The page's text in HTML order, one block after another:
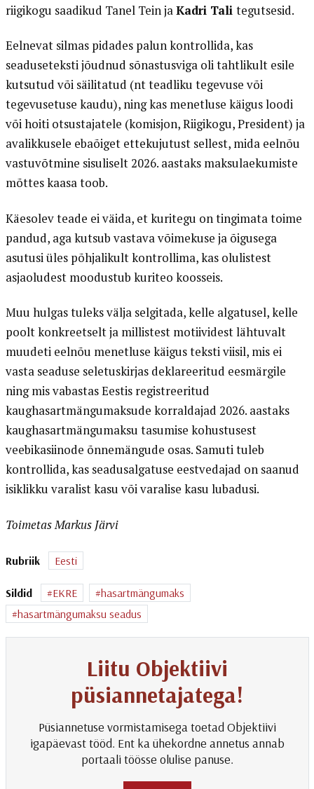
riigikogu saadikud Tanel Tein jaKadri Tali tegutsesid.
Eelnevat silmas pidades palun kontrollida, kas
seaduseteksti jõudnud sõnastusviga oli tahtlikult esile
kutsutud või säilitatud (nt teadliku tegevuse või
tegevusetuse kaudu), ning kas menetluse käigus loodi
või hoiti otsustajatele (komisjon, Riigikogu, President) ja
avalikkusele ebaõiget ettekujutust sellest, mida eelnõu
vastuvõtmine sisuliselt 2026. aastaks maksulaekumiste
mõttes kaasa toob.
Käesolev teade ei väida, et kuritegu on tingimata toime
pandud, aga kutsub vastava võimekuse ja õigusega
asutusi üles põhjalikult kontrollima, kas olulistest
asjaoludest moodustub kuriteo koosseis.
Muu hulgas tuleks välja selgitada, kelle algatusel, kelle
poolt konkreetselt ja millistest motiividest lähtuvalt
muudeti eelnõu menetluse käigus teksti viisil, mis ei
vasta seaduse seletuskirjas deklareeritud eesmärgile
ning mis vabastas Eestis registreeritud
kaughasartmängumaksude korraldajad 2026. aastaks
kaughasartmängumaksu tasumise kohustusest
veebikasiinode õnnemängude osas. Samuti tuleb
kontrollida, kas seadusalgatuse eestvedajad on saanud
isiklikku varalist kasu või varalise kasu lubadusi.
Toimetas Markus Järvi
Rubriik Eesti
Sildid EKRE
hasartmängumaks
hasartmängumaksu seadus
Liitu Objektiivi
püsiannetajatega!
Püsiannetuse vormistamisega toetad Objektiivi
igapäevast tööd. Ent ka ühekordne annetus annab
portaali töösse olulise panuse.